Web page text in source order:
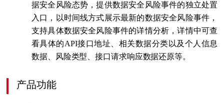
据安全风险态势，提供数据安全风险事件的独立处置
入口，以时间线方式展示最新的数据安全风险事件，
支持具体数据安全风险事件的详情分析，详情中可查
看具体的API接口地址、相关数据分类以及个人信息
数据、风险类型、接口请求响应数据还原等。
产品功能